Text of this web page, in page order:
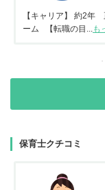
【キャリア】 約2
ーム 【転職の目...も
保育士クチコミ